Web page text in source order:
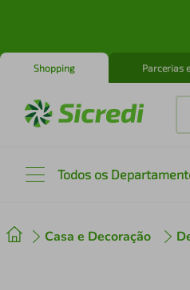
Shopping Parcerias
O
Todos os
Casa e Decoração º